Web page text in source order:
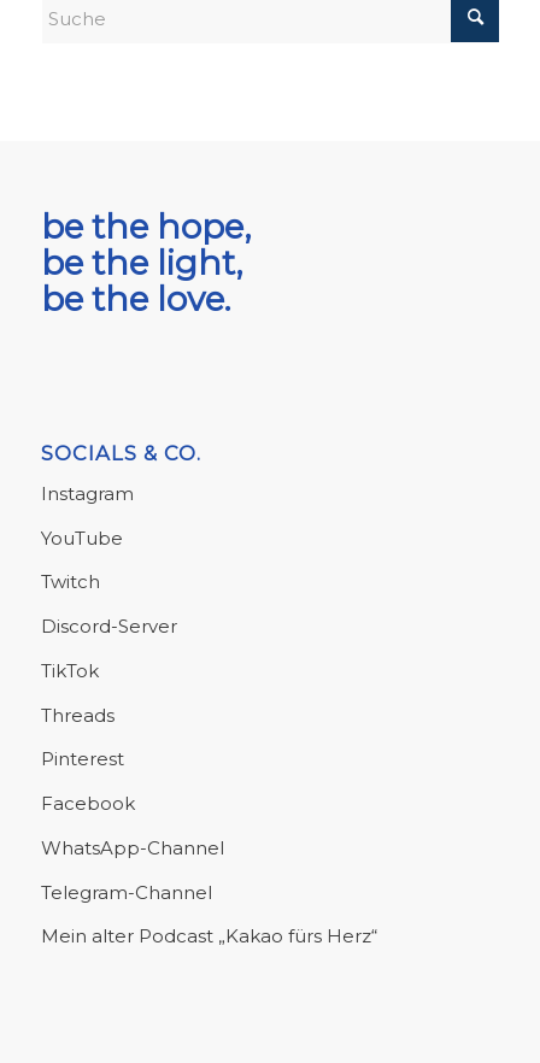
be the hope,
be the light,
be the love.
SOCIALS & CO.
Instagram
YouTube
Twitch
Discord-Server
TikTok
Threads
Pinterest
Facebook
WhatsApp-Channel
Telegram-Channel
Mein alter Podcast „Kakao fürs Herz“